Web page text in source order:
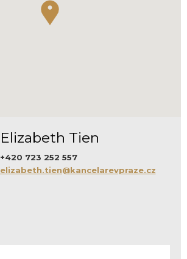
Elizabeth Tien
+420 723 252 557
elizabeth.tien@kancelarevpraze.cz